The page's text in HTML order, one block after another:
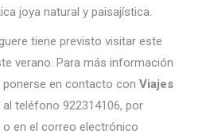
joya natural y paisajística.
tiene previsto visitar este
verano. Para más información
ponerse en contacto con Viajes
teléfono 922314106, por
o en el correo electrónico